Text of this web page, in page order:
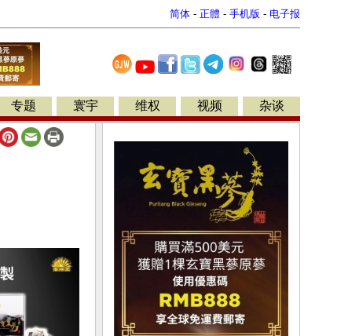
简体 - 正體 - 手机版 - 电子报
专题 寰宇 维权 视频 杂谈